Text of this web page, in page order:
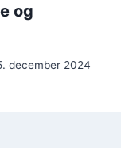
og
december 2024